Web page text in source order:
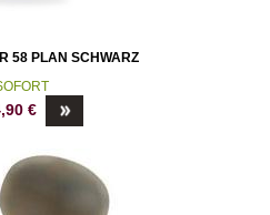
58 PLAN SCHWARZ
€